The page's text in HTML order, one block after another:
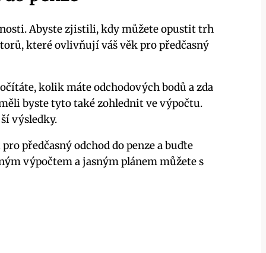
Abyste zjistili, kdy můžete opustit trh
které ovlivňují váš věk pro předčasný
kolik máte odchodových bodů a zda
byste tyto také zohlednit ve výpočtu.
výsledky.
předčasný odchod do penze a buďte
výpočtem a jasným plánem můžete s